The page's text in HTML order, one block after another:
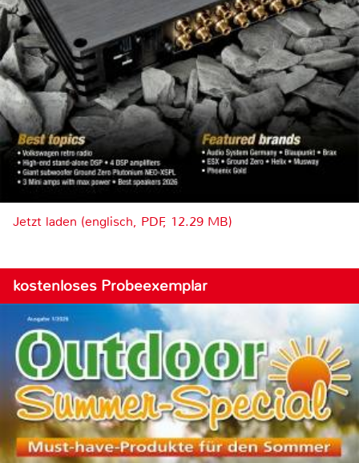
Jetzt laden (englisch, PDF, 12.29 MB)
kostenloses Probeexemplar